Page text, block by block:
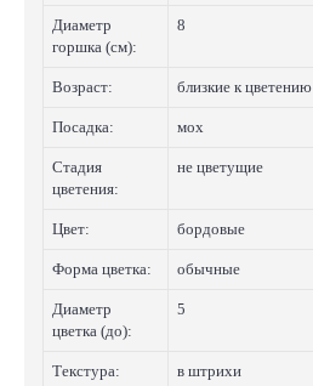
Диаметр
горшка (см):
8
Возраст: близкие к цветению
Посадка: мох
Стадия
цветения:
не цветущие
Цвет: бордовые
Форма цветка: обычные
Диаметр
цветка (до):
5
Текстура: в штрихи